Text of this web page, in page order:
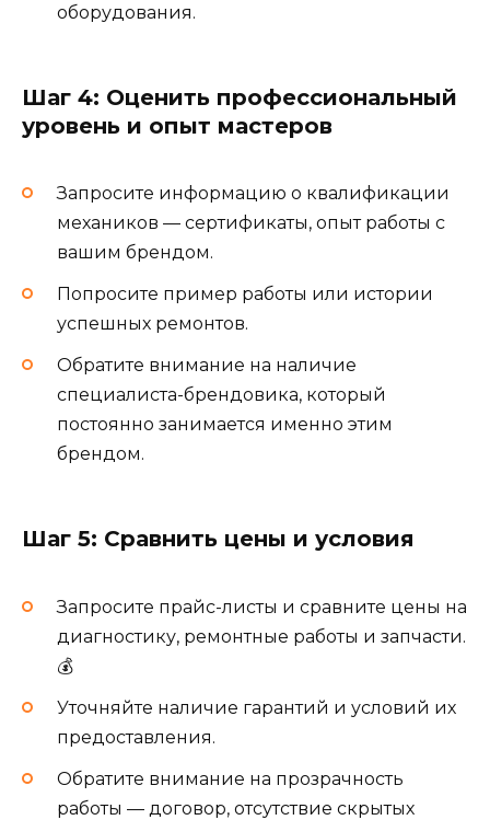
оборудования.
Шаг 4: Оценить профессиональный
уровень и опыт мастеров
Запросите информацию о квалификации
механиков — сертификаты, опыт работы с
вашим брендом.
Попросите пример работы или истории
успешных ремонтов.
Обратите внимание на наличие
специалиста-брендовика, который
постоянно занимается именно этим
брендом.
Шаг 5: Сравнить цены и условия
Запросите прайс-листы и сравните цены на
диагностику, ремонтные работы и запчасти.
💰
Уточняйте наличие гарантий и условий их
предоставления.
Обратите внимание на прозрачность
работы — договор, отсутствие скрытых